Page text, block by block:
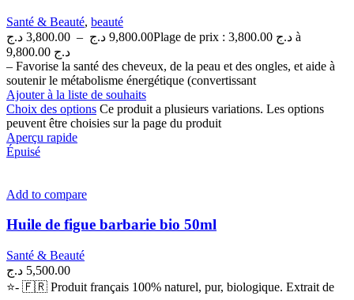
Santé & Beauté, beauté
3,800.00 د.ج – 9,800.00 د.ج
Plage de prix : 3,800.00 د.ج à
9,800.00 د.ج
– Favorise la santé des cheveux, de la peau et des ongles, et aide à
soutenir le métabolisme énergétique (convertissant
Ajouter à la liste de souhaits
Choix des options Ce produit a plusieurs variations. Les options
peuvent être choisies sur la page du produit
Aperçu rapide
Épuisé
Add to compare
Huile de figue barbarie bio 50ml
Santé & Beauté
5,500.00 د.ج
⭐- 🇫🇷 Produit français 100% naturel, pur, biologique. Extrait de